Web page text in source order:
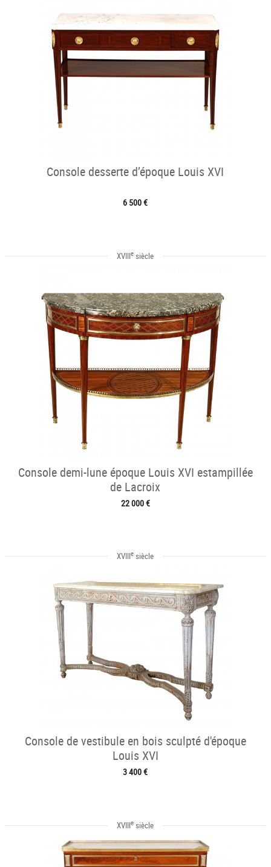
Console desserte d’époque Louis XVI
6 500 €
XVIIIe siècle
Console demi-lune époque Louis XVI estampillée
de Lacroix
22 000 €
XVIIIe siècle
Console de vestibule en bois sculpté d'époque
Louis XVI
3 400 €
XVIIIe siècle